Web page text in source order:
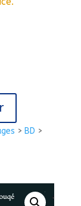
> BD >